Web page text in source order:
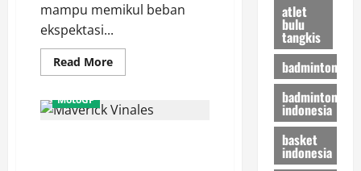
mampu memikul beban
ekspektasi...
Read MoreRead
more
Quartararo,
Sang
MotoGP
atlet
bulu
tangkis
badminton
badminton
indonesia
basket
indonesia